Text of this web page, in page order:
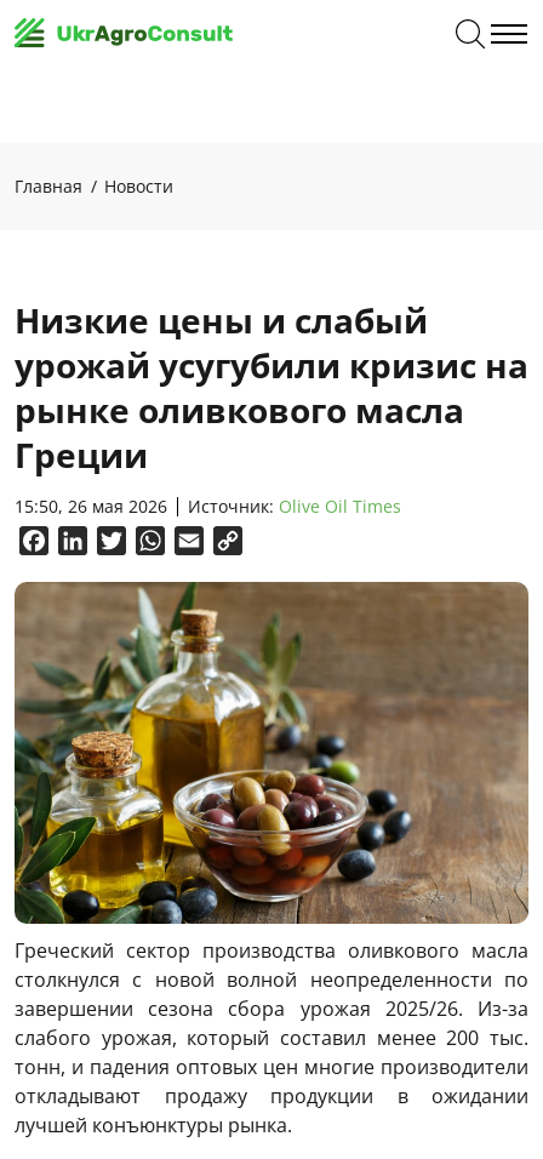
Главная Новости
Низкие цены и слабый
урожай усугубили кризис на
рынке оливкового масла
Греции
15:50, 26 мая 2026 Источник: Olive Oil Times
FacebookLinkedInTwitterWhatsApp
Email
Греческий сектор производства оливкового масла
столкнулся с новой волной неопределенности по
завершении сезона сбора урожая 2025/26. Из-за
слабого урожая, который составил менее 200 тыс.
тонн, и падения оптовых цен многие производители
откладывают продажу продукции в ожидании
лучшей конъюнктуры рынка.